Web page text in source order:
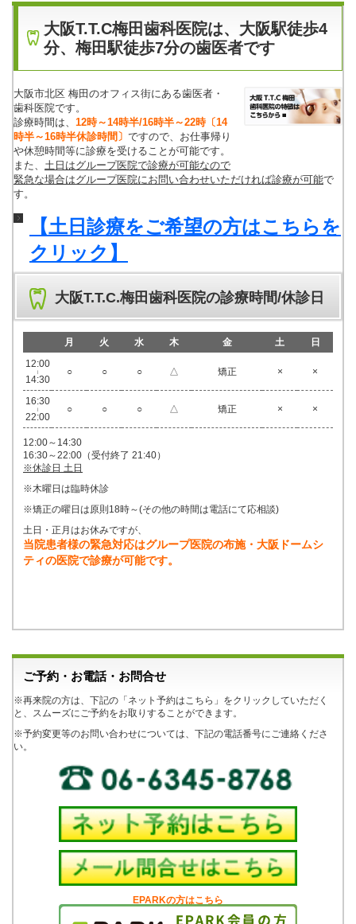
大阪T.T.C梅田歯科医院は、大阪駅徒歩4
分、梅田駅徒歩7分の歯医者です
大阪市北区 梅田のオフィス街にある歯医者・
歯科医院です。
診療時間は、 12時～14時半/16時半～22時〔14
時半～16時半休診時間〕 ですので、お仕事帰り
や休憩時間等に診療を受けることが可能です。
また、 土日はグループ医院で診療が可能なので
緊急な場合はグループ医院にお問い合わせいただければ診療が可能で
す。
【土日診療をご希望の方はこちらを
クリック】
大阪T.T.C.梅田歯科医院の診療時間/休診日
月 火 水 木 金 土
日
12:00
|
14:30
○ ○ ○ △ 矯正 × ×
16:30
|
22:00
○ ○ ○ △ 矯正 × ×
12:00～14:30
16:30～22:00（受付終了 21:40）
※休診日 土日
※木曜日は臨時休診
※矯正の曜日は原則18時～(その他の時間は電話にて応相談)
土日・正月はお休みですが、
当院患者様の緊急対応はグループ医院の布施・大阪ドームシ
ティの医院で診療が可能です。
ご予約・お電話・お問合せ
※再来院の方は、下記の「ネット予約はこちら」をクリックしていただく
と、スムーズにご予約をお取りすることができます。
※予約変更等のお問い合わせについては、下記の電話番号にご連絡くださ
い。
EPARKの方はこちら